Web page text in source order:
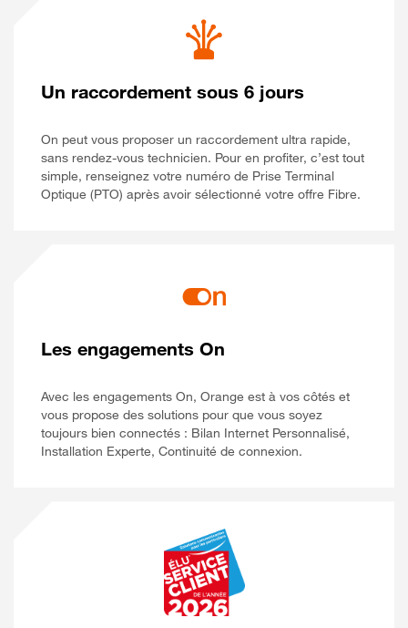
Un raccordement sous 6 jours
On peut vous proposer un raccordement ultra rapide,
sans rendez-vous technicien. Pour en profiter, c’est tout
simple, renseignez votre numéro de Prise Terminal
Optique (PTO) après avoir sélectionné votre offre Fibre.
Les engagements On
Avec les engagements On, Orange est à vos côtés et
vous propose des solutions pour que vous soyez
toujours bien connectés : Bilan Internet Personnalisé,
Installation Experte, Continuité de connexion.